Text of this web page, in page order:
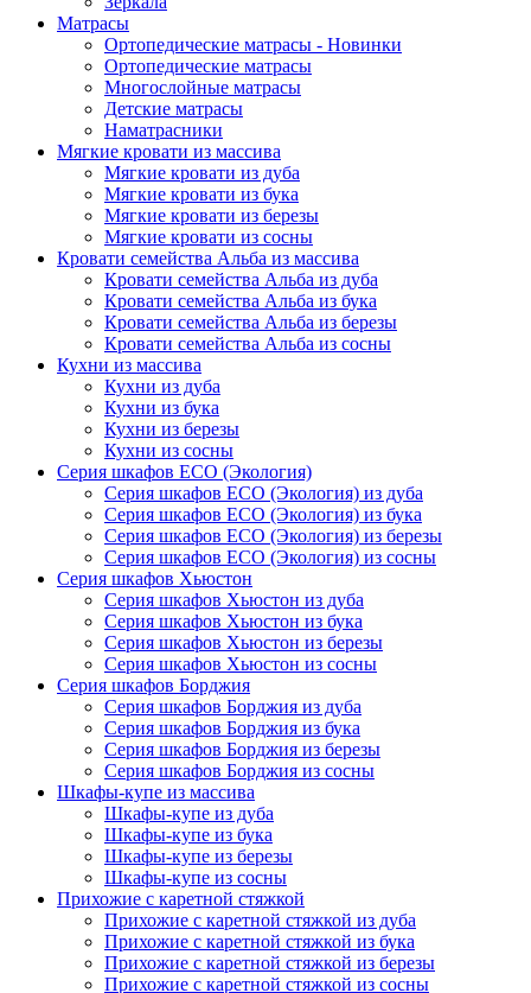
Матрасы
Ортопедические матрасы - Новинки
Ортопедические матрасы
Многослойные матрасы
Детские матрасы
Наматрасники
Мягкие кровати из массива
Мягкие кровати из дуба
Мягкие кровати из бука
Мягкие кровати из березы
Мягкие кровати из сосны
Кровати семейства Альба из массива
Кровати семейства Альба из дуба
Кровати семейства Альба из бука
Кровати семейства Альба из березы
Кровати семейства Альба из сосны
Кухни из массива
Кухни из дуба
Кухни из бука
Кухни из березы
Кухни из сосны
Серия шкафов ECO (Экология)
Серия шкафов ECO (Экология) из дуба
Серия шкафов ECO (Экология) из бука
Серия шкафов ECO (Экология) из березы
Серия шкафов ECO (Экология) из сосны
Серия шкафов Хьюстон
Серия шкафов Хьюстон из дуба
Серия шкафов Хьюстон из бука
Серия шкафов Хьюстон из березы
Серия шкафов Хьюстон из сосны
Серия шкафов Борджия
Серия шкафов Борджия из дуба
Серия шкафов Борджия из бука
Серия шкафов Борджия из березы
Серия шкафов Борджия из сосны
Шкафы-купе из массива
Шкафы-купе из дуба
Шкафы-купе из бука
Шкафы-купе из березы
Шкафы-купе из сосны
Прихожие с каретной стяжкой
Прихожие с каретной стяжкой из дуба
Прихожие с каретной стяжкой из бука
Прихожие с каретной стяжкой из березы
Прихожие с каретной стяжкой из сосны